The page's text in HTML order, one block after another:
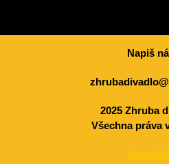
Napiš
2025 Zhruba
Všechna práva